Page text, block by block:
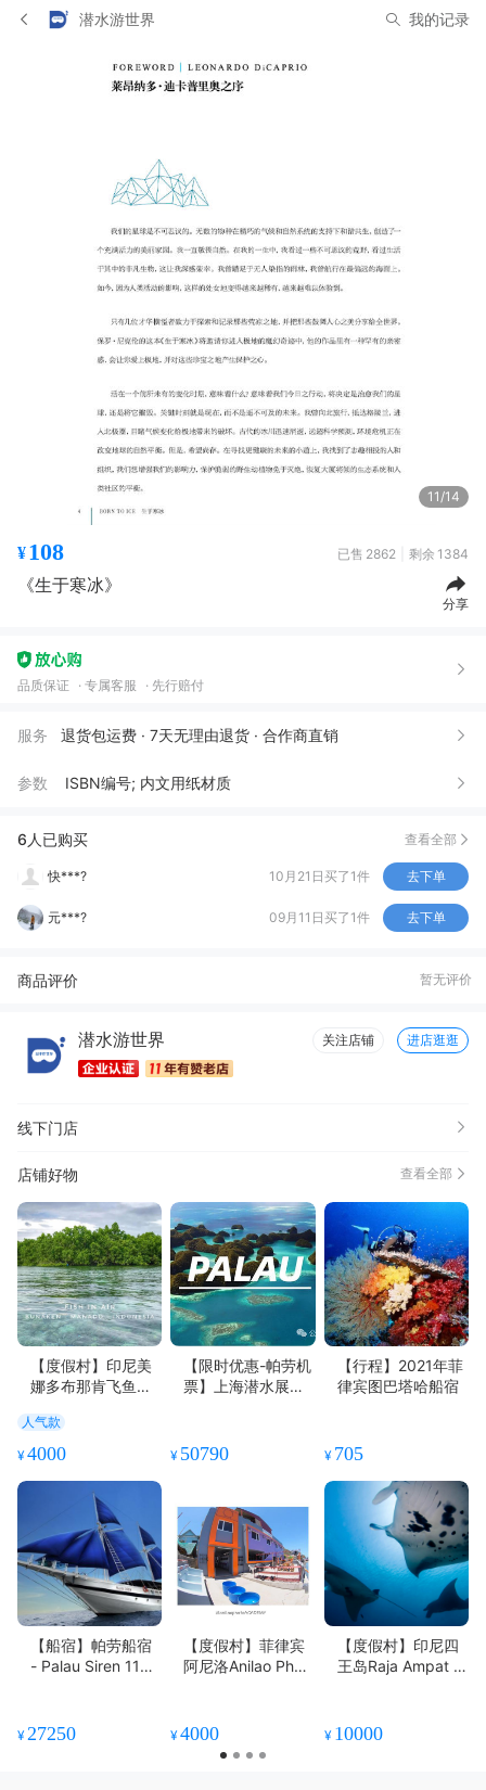
潜水游世界 我的记录
11/14
¥108 已售 2862 剩余 1384
《生于寒冰》
分享
品质保证 专属客服 先行赔付
服务 退货包运费 · 7天无理由退货 · 合作商直销
参数 ISBN编号; 内文用纸材质
6人已购买 查看全部
东***方
小**碟 去下单
快***? 10月21日买了1件 去下单
元***? 09月11日买了1件 去下单
商品评价 暂无评价
潜水游世界 关注店铺 进店逛逛
线下门店
店铺好物 查看全部
【度假村】印尼美
娜多布那肯飞鱼潜
人气款
¥4000
【限时优惠-帕劳机
票】上海潜水展帕
¥ 50790
【行程】2021年菲
律宾图巴塔哈船宿
¥ 705
【船宿】帕劳船宿
- Palau Siren 11天
¥ 27250
【度假村】菲律宾
阿尼洛Anilao Phot
摄技巧一定能精
¥4000
【度假村】印尼四
王岛Raja Ampat P
更新】
¥ 10000